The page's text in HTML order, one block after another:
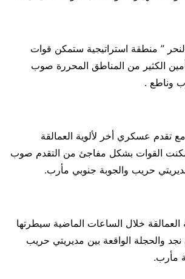
” منطقة استراتيجية ستمكن قوات
الكثير من المناطق المحررة صوب
وناطع .
مع تقدم عسكري أخر لألوية العمالقة
القوات بشكل مفاجئ من التقدم صوب
حريب والجوبة جنوبي مأرب.
خلال الساعات الماضية سيطرتها
والحجلة الواقعة بين مديريتي حريب
مأرب.